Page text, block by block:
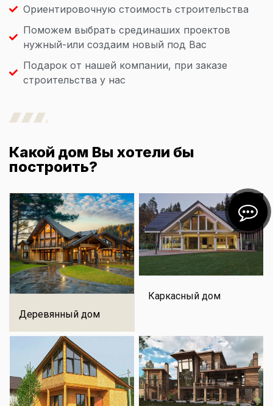
Ориентировочную стоимость строительства
Поможем выбрать срединаших проектов
нужный-или создаим новый под Вас
Подарок от нашей компании, при заказе
строительства у нас
Какой дом Вы хотели бы
построить?
Деревянный дом
Каркасный дом